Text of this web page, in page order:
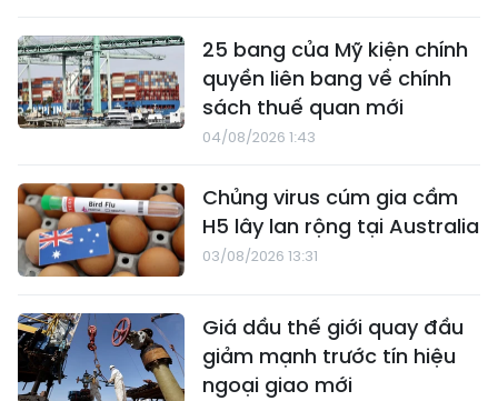
25 bang của Mỹ kiện chính
quyền liên bang về chính
sách thuế quan mới
04/08/2026 1:43
Chủng virus cúm gia cầm
H5 lây lan rộng tại Australia
03/08/2026 13:31
Giá dầu thế giới quay đầu
giảm mạnh trước tín hiệu
ngoại giao mới